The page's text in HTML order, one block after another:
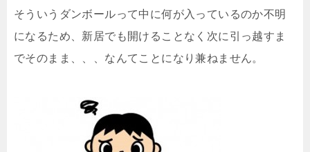
そういうダンボールって中に何が入っているのか不明
になるため、新居でも開けることなく次に引っ越すま
でそのまま、、、なんてことになり兼ねません。